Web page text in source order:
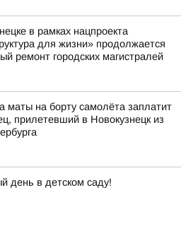
в рамках нацпроекта
для жизни» продолжается
ремонт городских магистралей
маты на борту самолёта заплатит
прилетевший в Новокузнецк из
день в детском саду!